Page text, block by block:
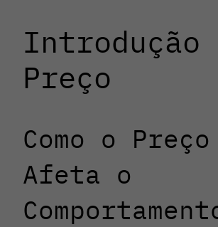
Introdução
Preço
Como o Preço
Afeta o